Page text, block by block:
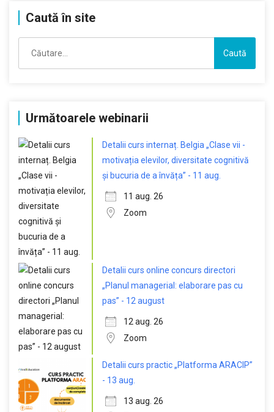
Caută în site
după:
Următoarele webinarii
Detalii curs internaț. Belgia „Clase vii -
motivația elevilor, diversitate cognitivă
și bucuria de a învăța” - 11 aug.
11 aug. 26
Zoom
Detalii curs online concurs directori
„Planul managerial: elaborare pas cu
pas” - 12 august
12 aug. 26
Zoom
Detalii curs practic „Platforma ARACIP”
- 13 aug.
13 aug. 26